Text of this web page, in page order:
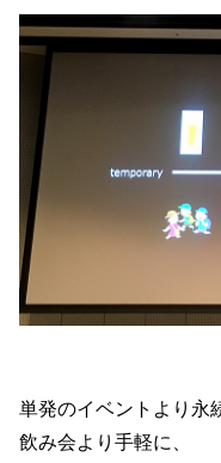
単発のイベントより永
飲み会より手軽に、